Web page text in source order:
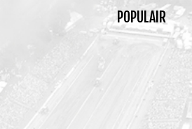
POPULAIR